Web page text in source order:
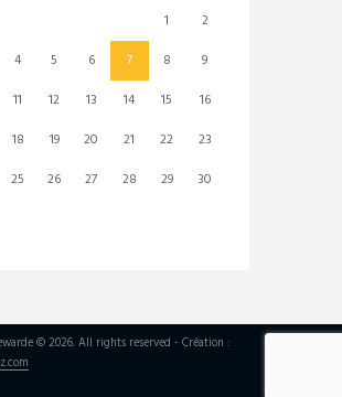
1
2
4 5 6 7 8
9
11 12 13 14 15
16
18 19 20 21 22
23
25 26 27 28 29
30
© 2026. All rights reserved - Création :